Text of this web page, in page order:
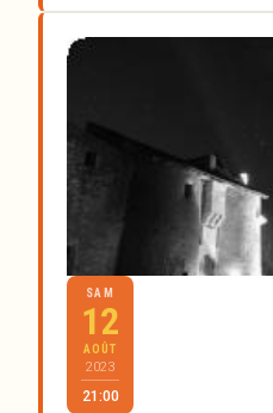
SAM
12
AOÛT
2023
21:00